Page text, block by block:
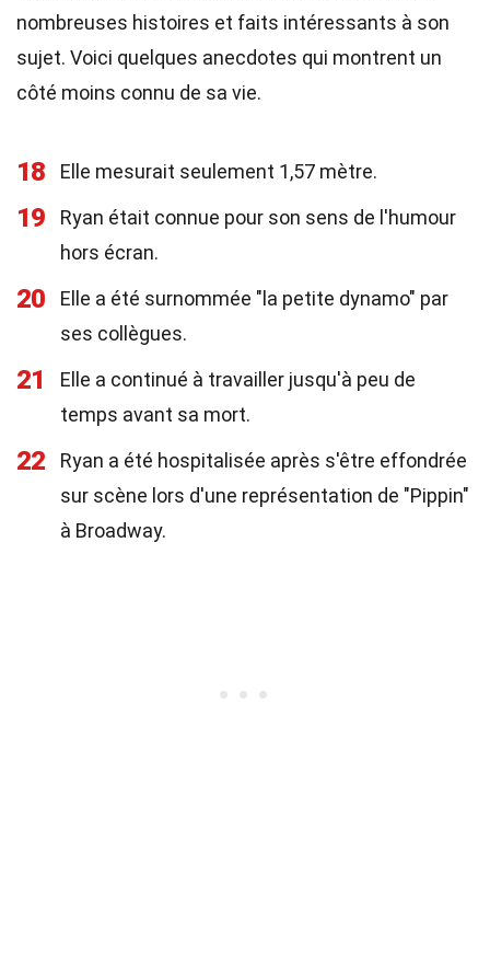
nombreuses histoires et faits intéressants à son
sujet. Voici quelques anecdotes qui montrent un
côté moins connu de sa vie.
18 Elle mesurait seulement 1,57 mètre.
19
Ryan était connue pour son sens de l'humour
hors écran.
20
Elle a été surnommée "la petite dynamo" par
ses collègues.
21
Elle a continué à travailler jusqu'à peu de
temps avant sa mort.
22
Ryan a été hospitalisée après s'être effondrée
sur scène lors d'une représentation de "Pippin"
à Broadway.